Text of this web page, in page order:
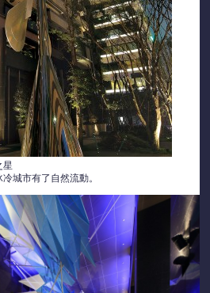
星
城市有了自然流動。